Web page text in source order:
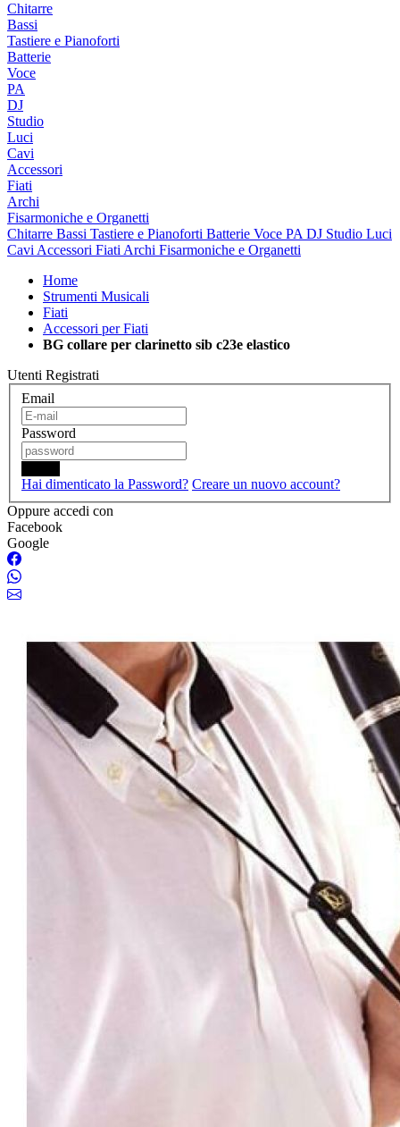
Chitarre
Bassi
Tastiere e Pianoforti
Batterie
Voce
PA
DJ
Studio
Luci
Cavi
Accessori
Fiati
Archi
Fisarmoniche e Organetti
Chitarre Bassi Tastiere e Pianoforti Batterie Voce PA DJ Studio Luci
Cavi Accessori Fiati Archi Fisarmoniche e Organetti
Home
Strumenti Musicali
Fiati
Accessori per Fiati
BG collare per clarinetto sib c23e elastico
Utenti Registrati
Email
Password
Hai dimenticato la Password? Creare un nuovo account?
Oppure accedi con
Facebook
Google